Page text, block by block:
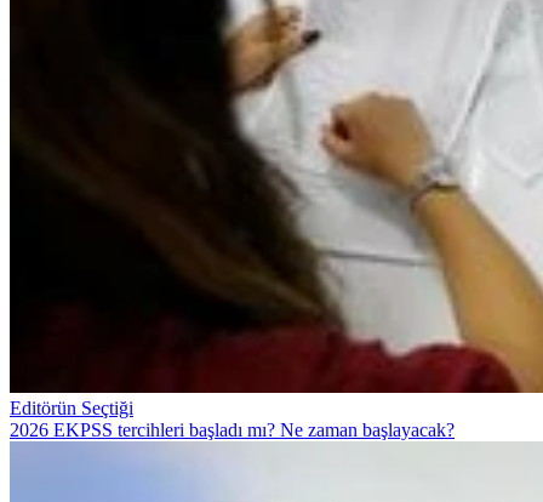
Editörün Seçtiği
2026 EKPSS tercihleri başladı mı? Ne zaman başlayacak?